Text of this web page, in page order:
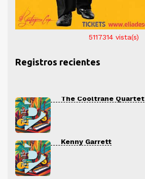
5117314 vista(s)
Registros recientes
The Cooltrane Quartet
Kenny Garrett